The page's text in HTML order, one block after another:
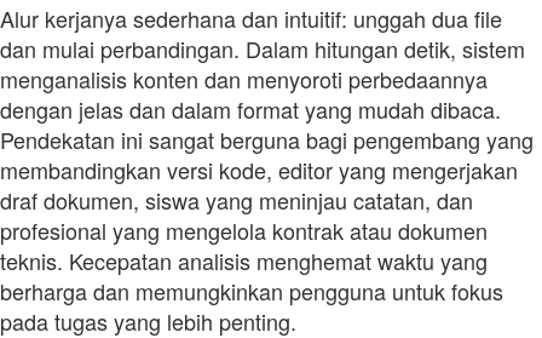
Alur kerjanya sederhana dan intuitif: unggah dua file
dan mulai perbandingan. Dalam hitungan detik, sistem
menganalisis konten dan menyoroti perbedaannya
dengan jelas dan dalam format yang mudah dibaca.
Pendekatan ini sangat berguna bagi pengembang yang
membandingkan versi kode, editor yang mengerjakan
draf dokumen, siswa yang meninjau catatan, dan
profesional yang mengelola kontrak atau dokumen
teknis. Kecepatan analisis menghemat waktu yang
berharga dan memungkinkan pengguna untuk fokus
pada tugas yang lebih penting.